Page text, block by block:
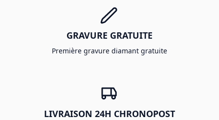
GRAVURE GRATUITE
Première gravure diamant gratuite
LIVRAISON 24H CHRONOPOST